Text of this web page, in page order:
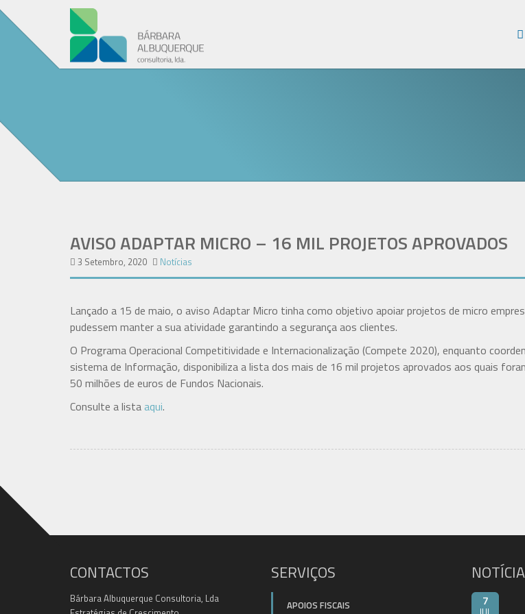
AVISO ADAPTAR MICRO – 16 MIL PROJETOS APROVADOS
3 Setembro, 2020 Notícias
Lançado a 15 de maio, o aviso Adaptar Micro tinha como objetivo apoiar projetos de micro
pudessem manter a sua atividade garantindo a segurança aos clientes.
O Programa Operacional Competitividade e Internacionalização (Compete 2020), enquanto
sistema de Informação, disponibiliza a lista dos mais de 16 mil projetos aprovados aos quais
50 milhões de euros de Fundos Nacionais.
Consulte a lista aqui.
CONTACTOS
Bárbara Albuquerque Consultoria, Lda
SERVIÇOS
APOIOS FISCAIS 7